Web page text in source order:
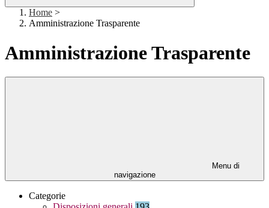
Home >
Amministrazione Trasparente
Amministrazione Trasparente
Menu di
navigazione
Categorie